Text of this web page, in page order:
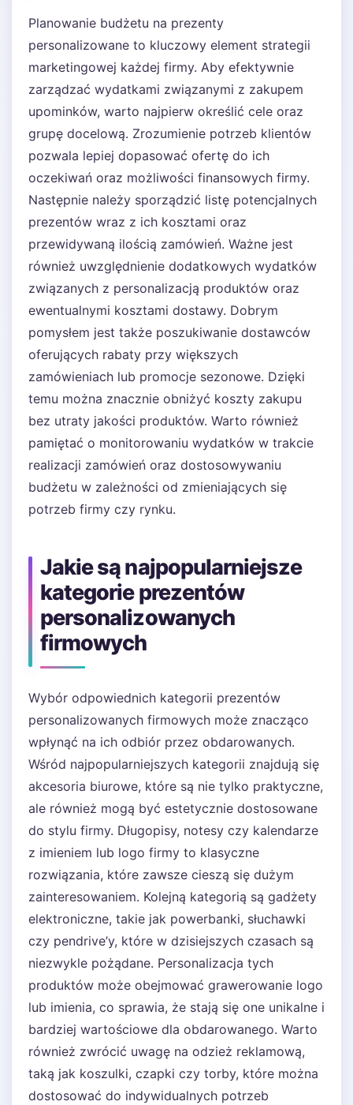
Planowanie budżetu na prezenty
personalizowane to kluczowy element strategii
marketingowej każdej firmy. Aby efektywnie
zarządzać wydatkami związanymi z zakupem
upominków, warto najpierw określić cele oraz
grupę docelową. Zrozumienie potrzeb klientów
pozwala lepiej dopasować ofertę do ich
oczekiwań oraz możliwości finansowych firmy.
Następnie należy sporządzić listę potencjalnych
prezentów wraz z ich kosztami oraz
przewidywaną ilością zamówień. Ważne jest
również uwzględnienie dodatkowych wydatków
związanych z personalizacją produktów oraz
ewentualnymi kosztami dostawy. Dobrym
pomysłem jest także poszukiwanie dostawców
oferujących rabaty przy większych
zamówieniach lub promocje sezonowe. Dzięki
temu można znacznie obniżyć koszty zakupu
bez utraty jakości produktów. Warto również
pamiętać o monitorowaniu wydatków w trakcie
realizacji zamówień oraz dostosowywaniu
budżetu w zależności od zmieniających się
potrzeb firmy czy rynku.
Jakie są najpopularniejsze
kategorie prezentów
personalizowanych
firmowych
Wybór odpowiednich kategorii prezentów
personalizowanych firmowych może znacząco
wpłynąć na ich odbiór przez obdarowanych.
Wśród najpopularniejszych kategorii znajdują się
akcesoria biurowe, które są nie tylko praktyczne,
ale również mogą być estetycznie dostosowane
do stylu firmy. Długopisy, notesy czy kalendarze
z imieniem lub logo firmy to klasyczne
rozwiązania, które zawsze cieszą się dużym
zainteresowaniem. Kolejną kategorią są gadżety
elektroniczne, takie jak powerbanki, słuchawki
czy pendrive’y, które w dzisiejszych czasach są
niezwykle pożądane. Personalizacja tych
produktów może obejmować grawerowanie logo
lub imienia, co sprawia, że stają się one unikalne i
bardziej wartościowe dla obdarowanego. Warto
również zwrócić uwagę na odzież reklamową,
taką jak koszulki, czapki czy torby, które można
dostosować do indywidualnych potrzeb